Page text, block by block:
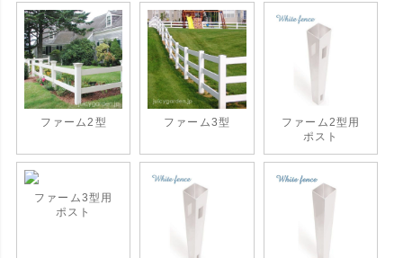
ファーム2型 ファーム3型
ファーム2型用
ポスト
ファーム3型用
ポスト